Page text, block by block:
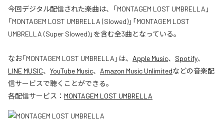
今回デジタル配信された楽曲は、「MONTAGEM LOST UMBRELLA」
「MONTAGEM LOST UMBRELLA (Slowed)」「MONTAGEM LOST
UMBRELLA (Super Slowed)」を含む全3曲となっている。
なお「MONTAGEM LOST UMBRELLA 」は、 Apple Music、 Spotify、
LINE MUSIC、 YouTube Music、 Amazon Music Unlimitedなどの音楽配
信サービスで聴くことができる。
各配信サービス： MONTAGEM LOST UMBRELLA